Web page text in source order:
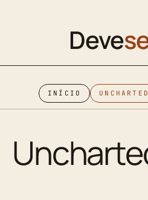
Deve
INÍCIO UNCHARTED